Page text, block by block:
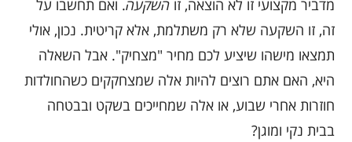
מדביר מקצועי זו לא הוצאה, זוהשקעה. ואם תחשבו על
זה, זו השקעה שלא רק משתלמת, אלא קריטית. נכון, אולי
תמצאו מישהו שיציע לכם מחיר "מצחיק". אבל השאלה
היא, האם אתם רוצים להיות אלה שמצחקקים כשהחולדות
חוזרות אחרי שבוע, או אלה שמחייכים בשקט ובבטחה
בבית נקי ומוגן?